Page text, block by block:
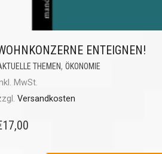
ENTEIGNEN!
THEMEN, ÖKONOMIE
MwSt.
Versandkosten
17,00